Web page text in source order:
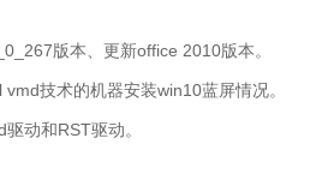
版本、 更新office 2010版本。
技术的机器安装win10蓝屏情况。
动和RST驱动。